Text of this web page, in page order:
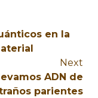
en la
Next
ADN de
parientes